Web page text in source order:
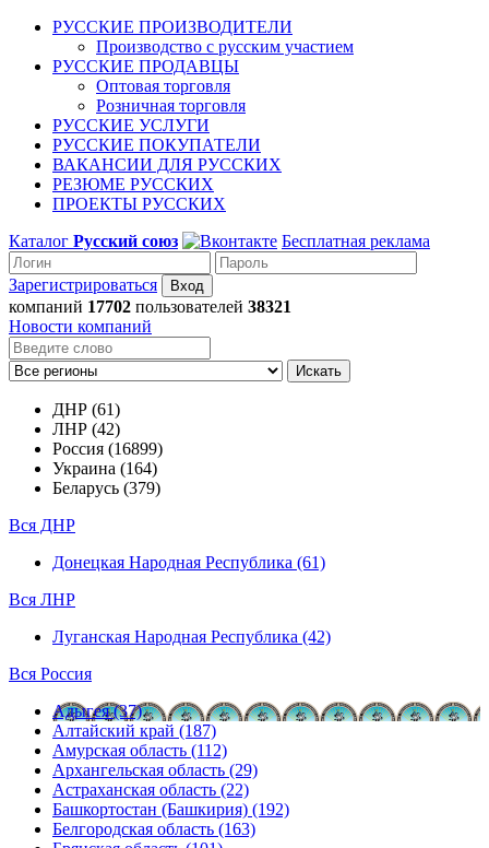
РУССКИЕ ПРОИЗВОДИТЕЛИ
Производство с русским участием
РУССКИЕ ПРОДАВЦЫ
Оптовая торговля
Розничная торговля
РУССКИЕ УСЛУГИ
РУССКИЕ ПОКУПАТЕЛИ
ВАКАНСИИ ДЛЯ РУССКИХ
РЕЗЮМЕ РУССКИХ
ПРОЕКТЫ РУССКИХ
Каталог Русский союз Бесплатная реклама
Зарегистрироваться
компаний 17702 пользователей 38321
Новости компаний
Искать
ДНР (61)
ЛНР (42)
Россия (16899)
Украина (164)
Беларусь (379)
Вся ДНР
Донецкая Народная Республика (61)
Вся ЛНР
Луганская Народная Республика (42)
Вся Россия
Адыгея (37)
Алтайский край (187)
Амурская область (112)
Архангельская область (29)
Астраханская область (22)
Башкортостан (Башкирия) (192)
Белгородская область (163)